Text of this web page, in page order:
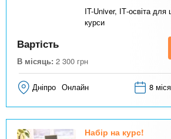
IT-Univer, ІТ-освіта
курси
Вартість
В місяць: 2 300 грн
Дніпро Онлайн 8
Набір на курс!